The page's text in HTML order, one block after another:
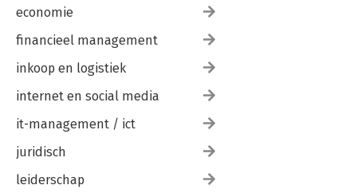
economie
financieel management
inkoop en logistiek
internet en social media
it-management / ict
juridisch
leiderschap